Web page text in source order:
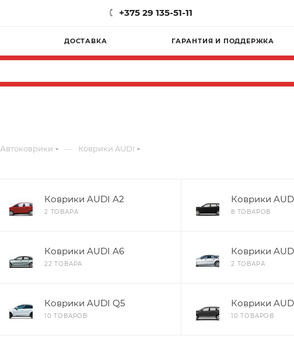
+375 29 135-51-11
ДОСТАВКА ГАРАНТИЯ И ПОДДЕРЖКА
Автоковрики — Коврики AUDI
Коврики AUDI A2
2 ТОВАРА
Коврики
8 ТОВАРОВ
Коврики AUDI A6
22 ТОВАРА
Коврики
2 ТОВАРА
Коврики AUDI Q5
10 ТОВАРОВ
Коврики
10 ТОВАРОВ